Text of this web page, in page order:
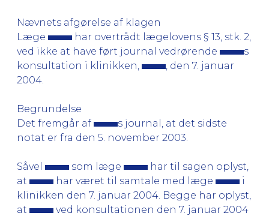
Nævnets afgørelse af klagen
Læge
har overtrådt lægelovens § 13, stk. 2,
ved ikke at have ført journal vedrørende
s
konsultation i klinikken,
, den 7. januar
2004.
Begrundelse
Det fremgår af
s journal, at det sidste
notat er fra den 5. november 2003.
Såvel som læge
har til sagen oplyst,
at
har været til samtale med læge
i
klinikken den 7. januar 2004. Begge har oplyst,
at
ved konsultationen den 7. januar 2004